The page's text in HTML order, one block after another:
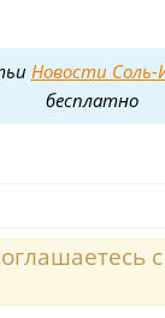
Новости Соль-
бесплатно